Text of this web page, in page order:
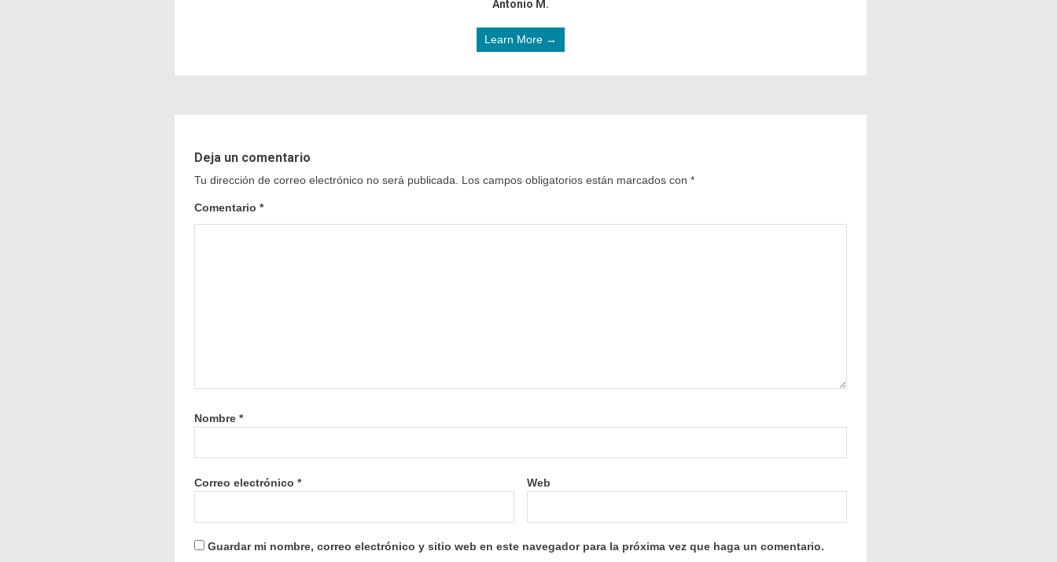
Antonio M.
Learn More →
Deja un comentario
Tu dirección de correo electrónico no será publicada. Los campos obligatorios están marcados con *
Comentario *
Nombre *
Correo electrónico * Web
Guardar mi nombre, correo electrónico y sitio web en este navegador para la próxima vez que haga un comentario.